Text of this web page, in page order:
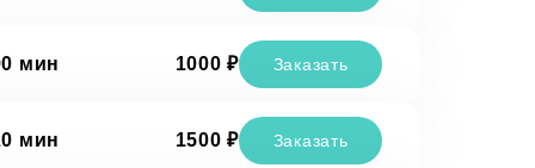
мин 1000 ₽ Заказать
мин 1500 ₽ Заказать